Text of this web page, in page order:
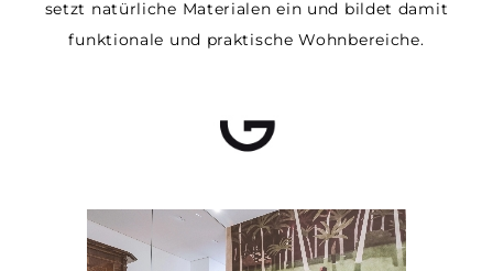
setzt natürliche Materialen ein und bildet damit
funktionale und praktische Wohnbereiche.